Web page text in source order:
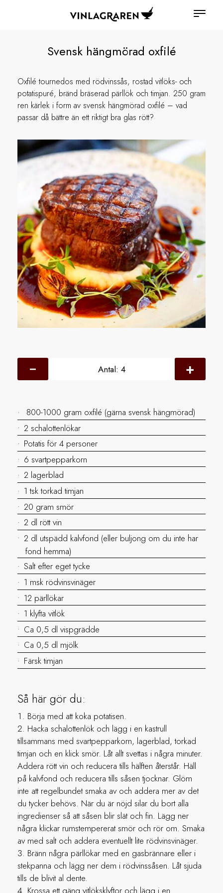
Svensk hängmörad oxfilé
Oxfilé tournedos med rödvinssås, rostad vitlöks- och
potatispuré, bränd bräserad pärllök och timjan. 250 gram
ren kärlek i form av svensk hängmörad oxfilé – vad
passar då bättre än ett riktigt bra glas rött?
Antal: 4
800-1000 gram oxfilé (gärna svensk hängmörad)
2 schalottenlökar
Potatis för 4 personer
6 svartpepparkorn
2 lagerblad
1 tsk torkad timjan
20 gram smör
2 dl rött vin
2 dl utspädd kalvfond (eller buljong om du inte har
fond hemma)
Salt efter eget tycke
1 msk rödvinsvinäger
12 pärllökar
1 klyfta vitlök
Ca 0,5 dl vispgrädde
Ca 0,5 dl mjölk
Färsk timjan
Så här gör du:
Börja med att koka potatisen.
Hacka schalottenlök och lägg i en kastrull
tillsammans med svartpepparkorn, lagerblad, torkad
timjan och en klick smör. Låt allt svettas i några minuter.
Addera rött vin och reducera tills hälften återstår. Häll
på kalvfond och reducera tills såsen tjocknar. Glöm
inte att regelbundet smaka av och addera mer av det
du tycker behövs. När du är nöjd silar du bort alla
ingredienser så att såsen blir slät och fin. Lägg ner
några klickar rumstempererat smör och rör om. Smaka
av med salt och addera eventuellt lite rödvinsvinäger.
Bränn några pärllökar med en gasbrännare eller i
stekpanna och lägg ner dem i rödvinssåsen. Låt sjuda
tills de blivit al dente.
Krossa ett gäng vitlöksklyftor och lägg i en